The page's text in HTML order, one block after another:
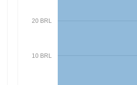
10 BRL
20 BRL